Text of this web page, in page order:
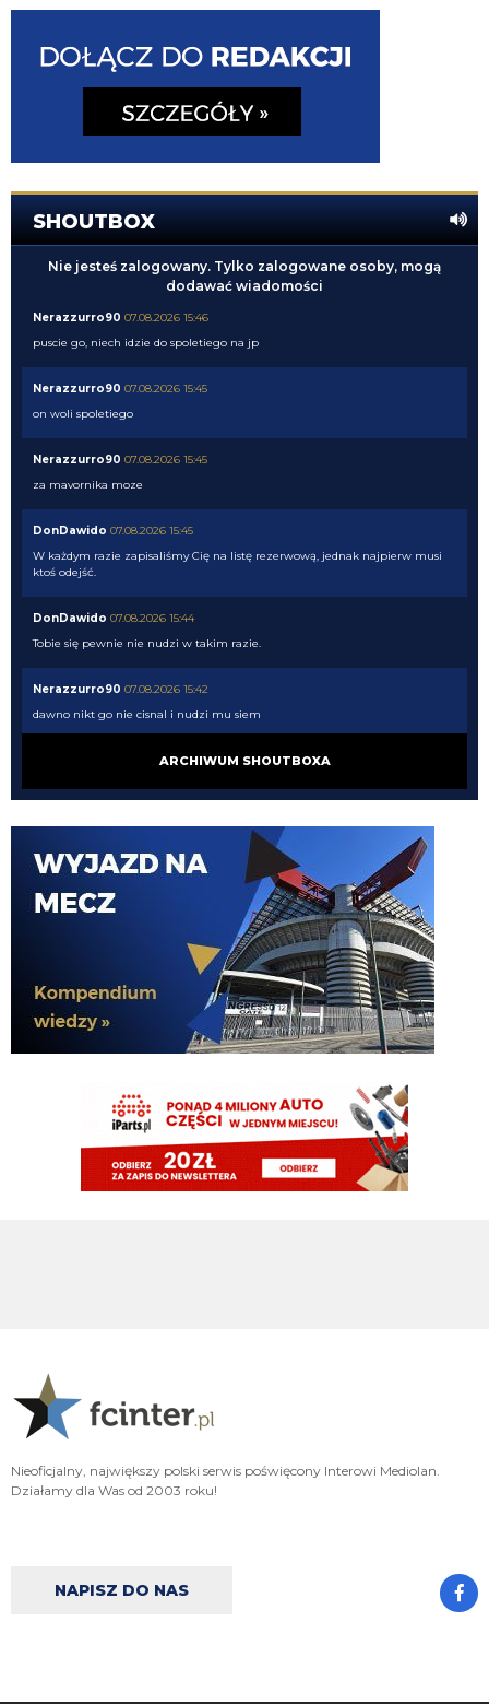
SHOUTBOX
Nie jesteś zalogowany. Tylko zalogowane osoby, mogą
dodawać wiadomości
Nerazzurro90 07.08.2026 15:46
puscie go, niech idzie do spoletiego na jp
Nerazzurro90 07.08.2026 15:45
on woli spoletiego
Nerazzurro90 07.08.2026 15:45
za mavornika moze
DonDawido 07.08.2026 15:45
W każdym razie zapisaliśmy Cię na listę rezerwową, jednak najpierw musi
ktoś odejść.
DonDawido 07.08.2026 15:44
Tobie się pewnie nie nudzi w takim razie.
Nerazzurro90 07.08.2026 15:42
dawno nikt go nie cisnal i nudzi mu siem
07.08.2026 15:40
Nerazzurro90 07.08.2026 15:39
juz dawno bym byl u was gdyby nie domin, on boi sie mnie w redakcji
DonDawido 07.08.2026 15:38
Ty mi nie stawiaj warunków tylko odpowiedz.
07.08.2026 15:36
jesli bede na grupce na messengerze stary
07.08.2026 15:35
Nerazzurro90 07.08.2026 15:28
mavornik co tam pewnie pocisz sie na mysl o opalonej glowce spolotiego i
jutrzejszym meczu jego
No i oktree trza było takiej cipy co będzie chwalić nawet niepowodzenia w
mercato. To się z jednej strony szanuje bo nie robi fermentu a z drugiej
strony niema nazwiska żeby się postawić bo znalazł złotą rybkę.
fajnie ze zlapalismy dobry kontakt, jeszcze troche i dolacze do was na
discorda
ARCHIWUM SHOUTBOXA
Nieoficjalny, największy polski serwis poświęcony Interowi Mediolan.
Działamy dla Was od 2003 roku!
NAPISZ DO NAS